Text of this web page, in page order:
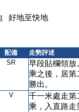
好地至快地
配備
走勢評述
SR
早段貼欄領放
乘之後，居第
勝出。
V
千一米處走第
乘，入直路走